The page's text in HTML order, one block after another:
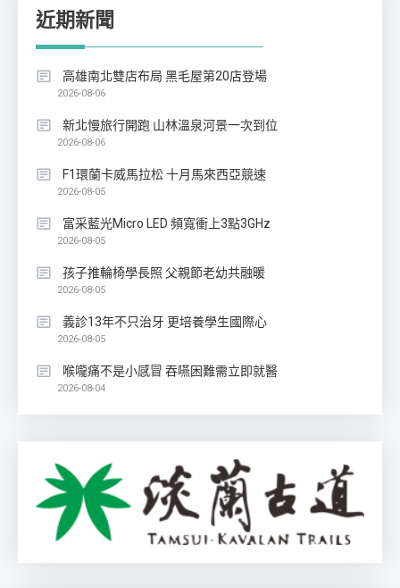
近期新聞
高雄南北雙店布局 黑毛屋第20店登場
2026-08-06
新北慢旅行開跑 山林溫泉河景一次到位
2026-08-06
F1環蘭卡威馬拉松 十月馬來西亞競速
2026-08-05
富采藍光Micro LED 頻寬衝上3點3GHz
2026-08-05
孩子推輪椅學長照 父親節老幼共融暖
2026-08-05
義診13年不只治牙 更培養學生國際心
2026-08-05
喉嚨痛不是小感冒 吞嚥困難需立即就醫
2026-08-04